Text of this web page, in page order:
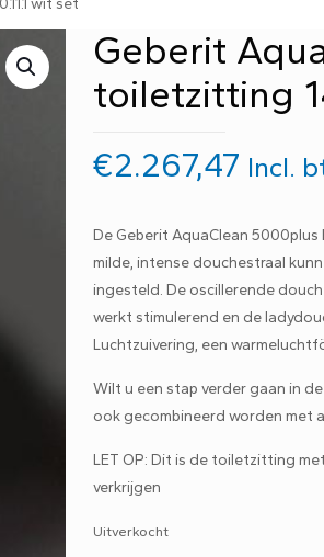
wit set
Geberit
toiletzitting
€2.267,47 Incl.
De Geberit AquaClean
milde, intense douchestraal
ingesteld. De oscillerende
werkt stimulerend en de
Luchtzuivering, een
Wilt u een stap verder gaan in
ook gecombineerd worden met
LET OP: Dit is de toiletzitting
verkrijgen
Uitverkocht